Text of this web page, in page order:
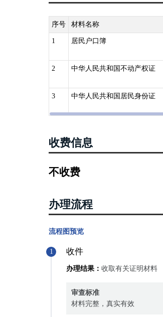
序号 材料名称
1 居民户口簿
2 中华人民共和国不动产权证
3 中华人民共和国居民身份证
收费信息
不收费
办理流程
流程图预览
1 收件
办理结果： 收取有关证明材料
审查标准
材料完整，真实有效